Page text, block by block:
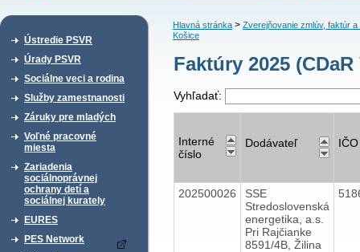
Ústredie PSVR
Úrady PSVR
Sociálne veci a rodina
Služby zamestnanosti
Záruky pre mladých
Voľné pracovné
miesta
Zariadenia
sociálnoprávnej
ochrany detí a
sociálnej kurately
EURES
PES Network
Hlavná stránka> Zverejňovanie zmlúv, faktúr a
Košice
Faktúry 2025
Vyhľadať:
Interné
číslo
Dodávateľ IČO
202500026
SSE
Stredoslovenská
energetika, a.s.
Pri Rajčianke
8591/4B, Žilina